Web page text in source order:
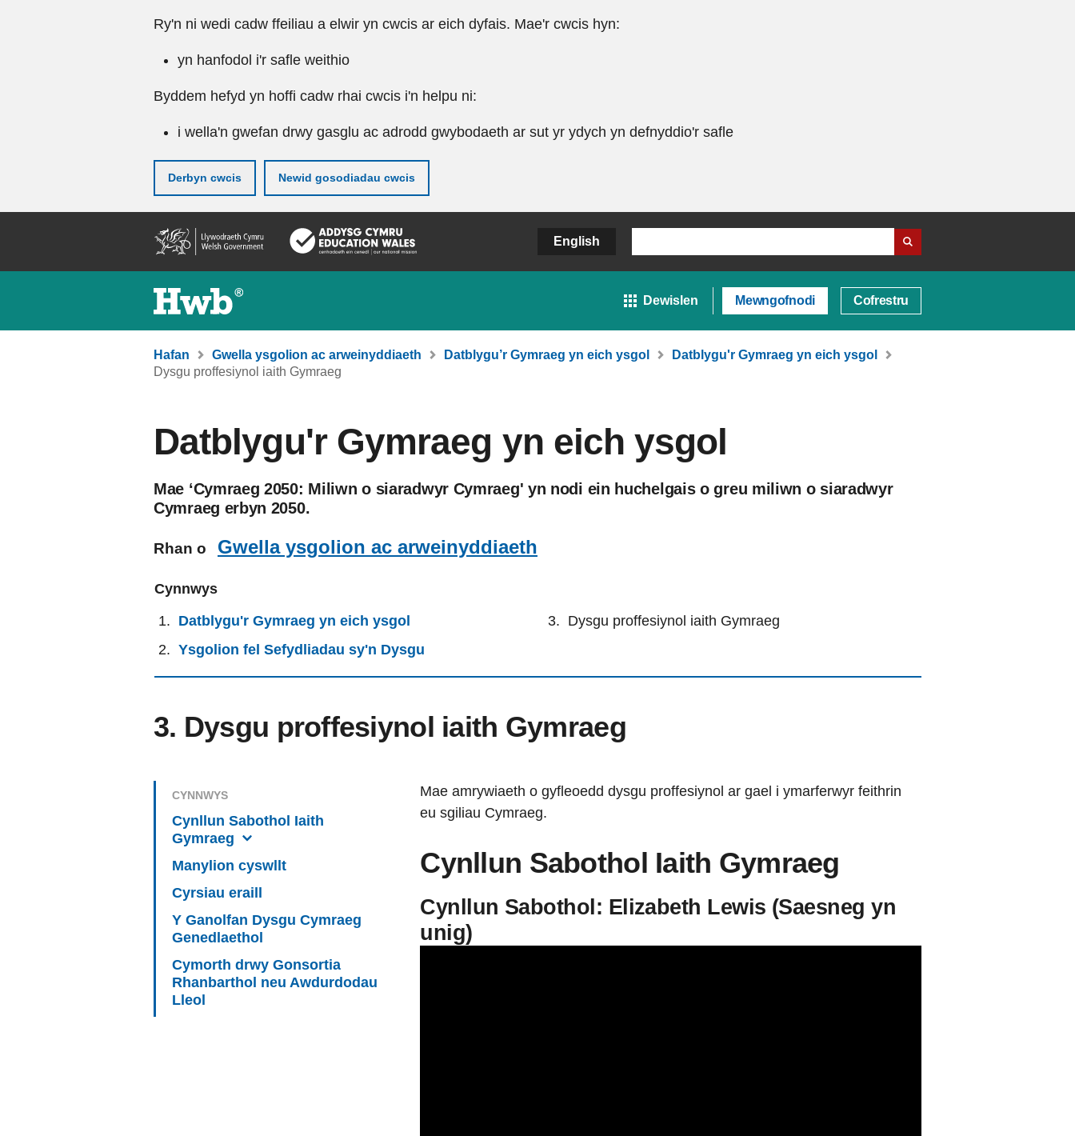
Ry'n ni wedi cadw ffeiliau a elwir yn cwcis ar eich dyfais. Mae'r cwcis hyn:
yn hanfodol i'r safle weithio
Byddem hefyd yn hoffi cadw rhai cwcis i'n helpu ni:
i wella'n gwefan drwy gasglu ac adrodd gwybodaeth ar sut yr ydych yn defnyddio'r safle
Derbyn cwcis Newid gosodiadau cwcis
gynnwy
English
Dewislen Mewngofnodi Cofrestru
Hafan Gwella ysgolion ac arweinyddiaeth Datblygu’r Gymraeg yn eich ysgol
Datblygu'r Gymraeg yn eich ysgol
Dysgu proffesiynol iaith Gymraeg
Datblygu'r Gymraeg yn eich ysgol
Mae ‘Cymraeg 2050: Miliwn o siaradwyr Cymraeg' yn nodi ein huchelgais o greu miliwn o siaradwyr
Cymraeg erbyn 2050.
Rhan o Gwella ysgolion ac arweinyddiaeth
Cynnwys
Datblygu'r Gymraeg yn eich ysgol
Ysgolion fel Sefydliadau sy'n Dysgu
Dysgu proffesiynol iaith Gymraeg
3. Dysgu proffesiynol iaith Gymraeg
CYNNWYS
Cynllun Sabothol Iaith
Gymraeg
Manylion cyswllt
Cyrsiau eraill
Y Ganolfan Dysgu Cymraeg
Genedlaethol
Cymorth drwy Gonsortia
Rhanbarthol neu Awdurdodau
Lleol
Mae amrywiaeth o gyfleoedd dysgu proffesiynol ar gael i ymarferwyr feithrin
eu sgiliau Cymraeg.
Cynllun Sabothol Iaith Gymraeg
Cynllun Sabothol: Elizabeth Lewis (Saesneg yn
unig)